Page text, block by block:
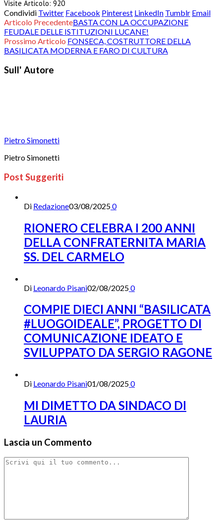
Visite Articolo: 920
Condividi Twitter Facebook Pinterest LinkedIn Tumblr Email
Articolo PrecedenteBASTA CON LA OCCUPAZIONE
FEUDALE DELLE ISTITUZIONI LUCANE!
Prossimo Articolo FONSECA, COSTRUTTORE DELLA
BASILICATA MODERNA E FARO DI CULTURA
Sull' Autore
Pietro Simonetti
Pietro Simonetti
Post Suggeriti
Di Redazione03/08/20250
RIONERO CELEBRA I 200 ANNI
DELLA CONFRATERNITA MARIA
SS. DEL CARMELO
Di Leonardo Pisani02/08/20250
COMPIE DIECI ANNI “BASILICATA
#LUOGOIDEALE”, PROGETTO DI
COMUNICAZIONE IDEATO E
SVILUPPATO DA SERGIO RAGONE
Di Leonardo Pisani01/08/20250
MI DIMETTO DA SINDACO DI
LAURIA
Lascia un Commento